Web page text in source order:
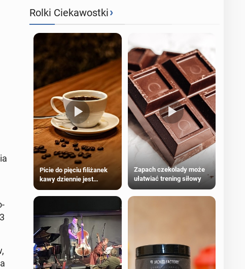
Rolki Ciekawostki›
Picie do pięciu filiżanek
kawy dziennie jest
większości dorosłych
Zapach czekolady może
ułatwiać trening siłowy